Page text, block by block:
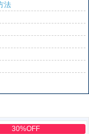
法
30%OFF